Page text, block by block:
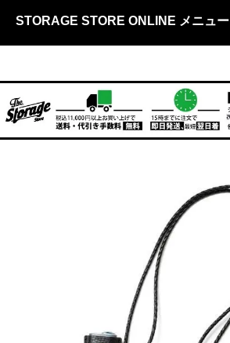
STORAGE STORE ONLINE メニュー